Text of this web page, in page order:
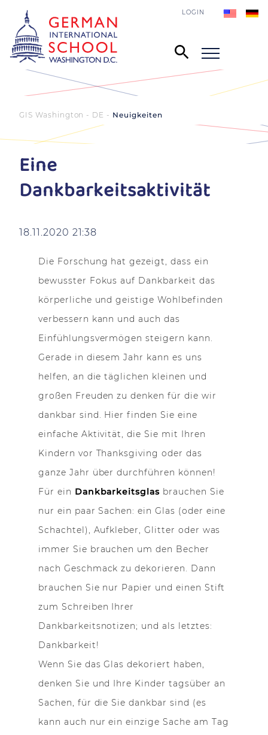
LOGIN
GIS Washington - DE Neuigkeiten
Eine
Dankbarkeitsaktivität
18.11.2020 21:38
Die Forschung hat gezeigt, dass ein
bewusster Fokus auf Dankbarkeit das
körperliche und geistige Wohlbefinden
verbessern kann und auch das
Einfühlungsvermögen steigern kann.
Gerade in diesem Jahr kann es uns
helfen, an die täglichen kleinen und
großen Freuden zu denken für die wir
dankbar sind. Hier finden Sie eine
einfache Aktivität, die Sie mit Ihren
Kindern vor Thanksgiving oder das
ganze Jahr über durchführen können!
Für ein Dankbarkeitsglas brauchen Sie
nur ein paar Sachen: ein Glas (oder eine
Schachtel), Aufkleber, Glitter oder was
immer Sie brauchen um den Becher
nach Geschmack zu dekorieren. Dann
brauchen Sie nur Papier und einen Stift
zum Schreiben Ihrer
Dankbarkeitsnotizen; und als letztes:
Dankbarkeit!
Wenn Sie das Glas dekoriert haben,
denken Sie und Ihre Kinder tagsüber an
Sachen, für die Sie dankbar sind (es
kann auch nur ein einzige Sache am Tag